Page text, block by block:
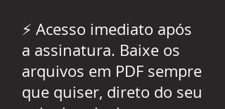
⚡ Acesso imediato após
a assinatura. Baixe os
arquivos em PDF sempre
que quiser, direto do seu